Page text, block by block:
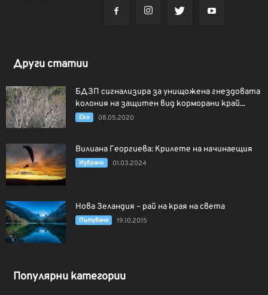
Други статии
БДЗП сигнализира за унищожена гнездовата
колония на защитен вид корморани край...
Еко 08.05.2020
Вилиана Георгиева: Крилете на начинаещия
Избрано 01.03.2024
Нова Зеландия – рай на края на света
Пътуване 19.10.2015
Популярни категории